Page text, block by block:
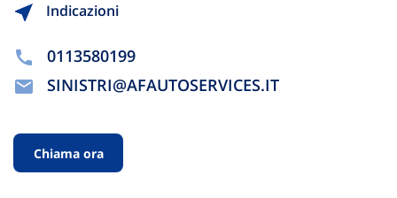
Indicazioni
0113580199
SINISTRI@AFAUTOSERVICES.IT
Chiama ora